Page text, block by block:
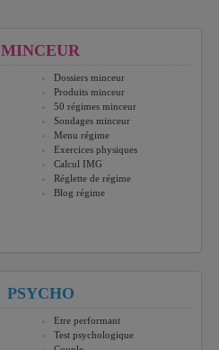
MINCEUR
Dossiers minceur
Produits minceur
50 régimes minceur
Sondages minceur
Menu régime
Exercices physiques
Calcul IMG
Réglette de régime
Blog régime
PSYCHO
Etre performant
Test psychologique